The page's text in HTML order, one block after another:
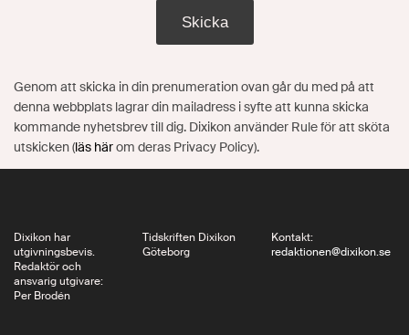
Skicka
Genom att skicka in din prenumeration ovan går du med på att
denna webbplats lagrar din mailadress i syfte att kunna skicka
kommande nyhetsbrev till dig. Dixikon använder Rule för att sköta
utskicken (läs härom deras Privacy Policy).
Dixikon har
utgivningsbevis.
Redaktör och
ansvarig utgivare:
Per Brodén
Tidskriften Dixikon
Göteborg
Kontakt:
redaktionen@dixikon.se